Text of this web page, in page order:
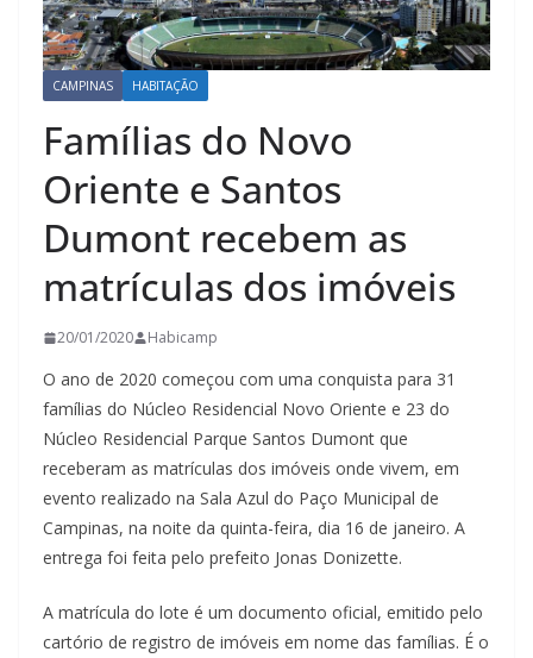
CAMPINAS HABITAÇÃO
Famílias do Novo
Oriente e Santos
Dumont recebem as
matrículas dos imóveis
20/01/2020 Habicamp
O ano de 2020 começou com uma conquista para 31
famílias do Núcleo Residencial Novo Oriente e 23 do
Núcleo Residencial Parque Santos Dumont que
receberam as matrículas dos imóveis onde vivem, em
evento realizado na Sala Azul do Paço Municipal de
Campinas, na noite da quinta-feira, dia 16 de janeiro. A
entrega foi feita pelo prefeito Jonas Donizette.
A matrícula do lote é um documento oficial, emitido pelo
cartório de registro de imóveis em nome das famílias. É o